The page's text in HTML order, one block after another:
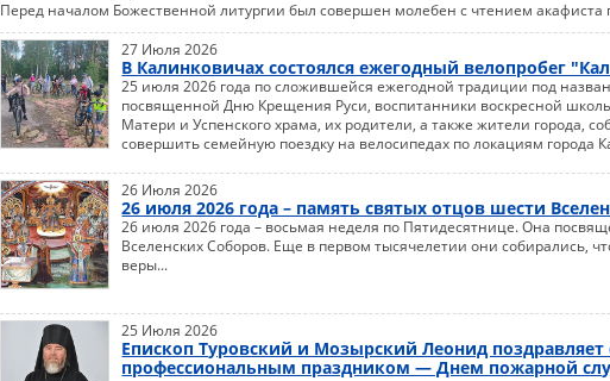
Перед началом Божественной литургии был совершен молебен с чтением
27 Июля 2026
В Калинковичах состоялся ежегодный велопробег
25 июля 2026 года по сложившейся ежегодной традиции под
посвященной Дню Крещения Руси, воспитанники воскресной
Матери и Успенского храма, их родители, а также жители города,
совершить семейную поездку на велосипедах по локациям города
26 Июля 2026
26 июля 2026 года – память святых отцов шести
26 июля 2026 года – восьмая неделя по Пятидесятнице. Она
Вселенских Соборов. Еще в первом тысячелетии они собирались,
веры...
25 Июля 2026
Епископ Туровский и Мозырский Леонид поздравляет
профессиональным праздником — Днем пожарной